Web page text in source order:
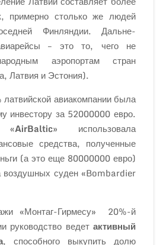
примерно столько же людей
Финляндии. Дальне-
– это то, чего не
аэропортам стран
Латвия и Эстония).
авиакомпании была
инвестору за 52000000 евро.
использовала
средства, полученные
(а это еще 80000000 евро)
воздушных суден «Bombardier
«Монтаг-Гирмесу» 20%-й
руководство ведет активный
, способного выкупить долю